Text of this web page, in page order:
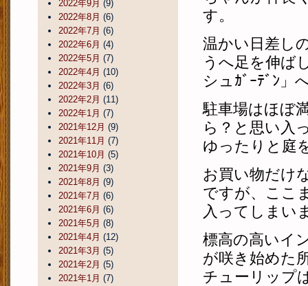
す。
温かい日差し
うへ足を伸ば
シュｶﾞｰﾃﾞﾝ」
駐車場はほぼ
ら？と思い入
ゆったりと庭
お買い物だけ
ですが、ここ
入ってしまい
標高の高いイ
が咲き始めた
チューリップ
2022年9月 (9)
2022年8月 (6)
2022年7月 (6)
2022年6月 (4)
2022年5月 (7)
2022年4月 (10)
2022年3月 (6)
2022年2月 (11)
2022年1月 (7)
2021年12月 (9)
2021年11月 (7)
2021年10月 (5)
2021年9月 (3)
2021年8月 (9)
2021年7月 (6)
2021年6月 (6)
2021年5月 (8)
2021年4月 (12)
2021年3月 (5)
2021年2月 (5)
2021年1月 (7)